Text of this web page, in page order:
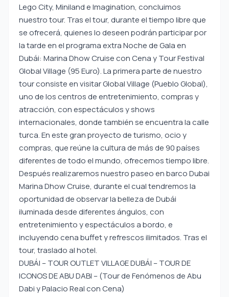
Lego City, Miniland e Imagination, concluimos
nuestro tour. Tras el tour, durante el tiempo libre que
se ofrecerá, quienes lo deseen podrán participar por
la tarde en el programa extra Noche de Gala en
Dubái: Marina Dhow Cruise con Cena y Tour Festival
Global Village (95 Euro). La primera parte de nuestro
tour consiste en visitar Global Village (Pueblo Global),
uno de los centros de entretenimiento, compras y
atracción, con espectáculos y shows
internacionales, donde también se encuentra la calle
turca. En este gran proyecto de turismo, ocio y
compras, que reúne la cultura de más de 90 países
diferentes de todo el mundo, ofrecemos tiempo libre.
Después realizaremos nuestro paseo en barco Dubai
Marina Dhow Cruise, durante el cual tendremos la
oportunidad de observar la belleza de Dubái
iluminada desde diferentes ángulos, con
entretenimiento y espectáculos a bordo, e
incluyendo cena buffet y refrescos ilimitados. Tras el
tour, traslado al hotel.
DUBÁI – TOUR OUTLET VILLAGE DUBÁI – TOUR DE
ICONOS DE ABU DABI – (Tour de Fenómenos de Abu
Dabi y Palacio Real con Cena)